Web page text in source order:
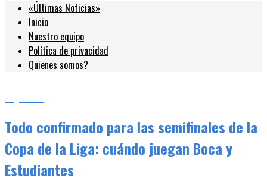
«Últimas Noticias»
Inicio
Nuestro equipo
Política de privacidad
Quienes somos?
Todo confirmado para las semifinales de la
Copa de la Liga: cuándo juegan Boca y
Estudiantes